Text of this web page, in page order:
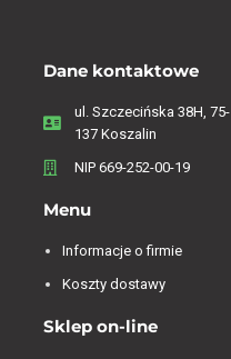
Dane kontaktowe
ul. Szczecińska 38H, 75-
137 Koszalin
NIP 669-252-00-19
Menu
Informacje o firmie
Koszty dostawy
Sklep on-line